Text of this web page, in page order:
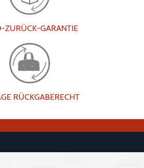
ZURÜCK-GARANTIE
RÜCKGABERECHT